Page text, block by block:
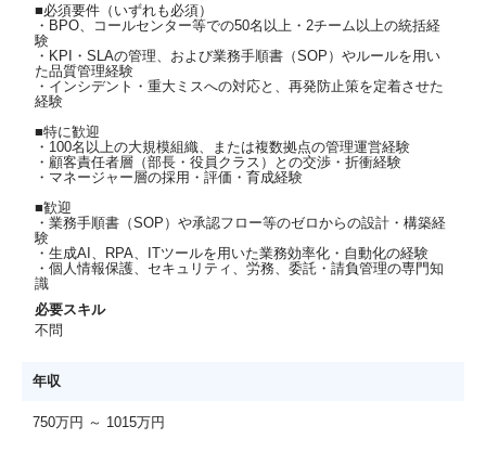
■必須要件（いずれも必須）
・BPO、コールセンター等での50名以上・2チーム以上の統括経
験
・KPI・SLAの管理、および業務手順書（SOP）やルールを用い
た品質管理経験
・インシデント・重大ミスへの対応と、再発防止策を定着させた
経験
■特に歓迎
・100名以上の大規模組織、または複数拠点の管理運営経験
・顧客責任者層（部長・役員クラス）との交渉・折衝経験
・マネージャー層の採用・評価・育成経験
■歓迎
・業務手順書（SOP）や承認フロー等のゼロからの設計・構築経
験
・生成AI、RPA、ITツールを用いた業務効率化・自動化の経験
・個人情報保護、セキュリティ、労務、委託・請負管理の専門知
識
必要スキル
不問
年収
750万円 ～ 1015万円